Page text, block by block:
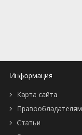
Информация
Карта сайта
Правообладателям
Статьи